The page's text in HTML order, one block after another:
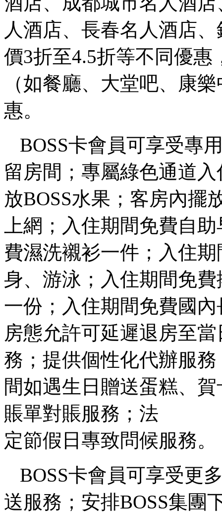
人酒店、長春名人酒店
價3折至4.5折等不同優
（如餐廳、大堂吧、康
惠。
BOSS卡會員可享受專
留房間；專屬綠色通道
放BOSS水果；客房內擺
上網；入住期間免費自
費濕洗襯衫一件；入住
身、游泳；入住期間免
一份；入住期間免費國
房態允許可延遲退房至
務；提供個性化代辦服
間如遇生日贈送蛋糕、
賬單對賬服務；法
定節假日專致問候服務。
BOSS卡會員可享受更
送服務；安排BOSS集團